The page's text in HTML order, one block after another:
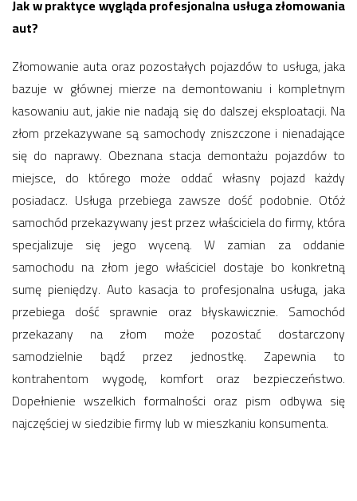
Jak w praktyce wygląda profesjonalna usługa złomowania
aut?
Złomowanie auta oraz pozostałych pojazdów to usługa, jaka
bazuje w głównej mierze na demontowaniu i kompletnym
kasowaniu aut, jakie nie nadają się do dalszej eksploatacji. Na
złom przekazywane są samochody zniszczone i nienadające
się do naprawy. Obeznana stacja demontażu pojazdów to
miejsce, do którego może oddać własny pojazd każdy
posiadacz. Usługa przebiega zawsze dość podobnie. Otóż
samochód przekazywany jest przez właściciela do firmy, która
specjalizuje się jego wyceną. W zamian za oddanie
samochodu na złom jego właściciel dostaje bo konkretną
sumę pieniędzy. Auto kasacja to profesjonalna usługa, jaka
przebiega dość sprawnie oraz błyskawicznie. Samochód
przekazany na złom może pozostać dostarczony
samodzielnie bądź przez jednostkę. Zapewnia to
kontrahentom wygodę, komfort oraz bezpieczeństwo.
Dopełnienie wszelkich formalności oraz pism odbywa się
najczęściej w siedzibie firmy lub w mieszkaniu konsumenta.